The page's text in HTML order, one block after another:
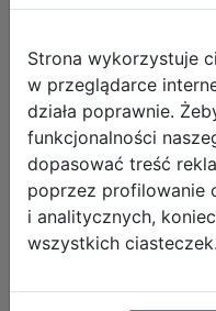
Paso Zestaw
Tornister
SM25LR-013
Strona wykorzystuje
w przeglądarce
działa poprawnie.
funkcjonalności
dopasować treść
poprzez profilowanie
i analitycznych,
wszystkich ciasteczek.